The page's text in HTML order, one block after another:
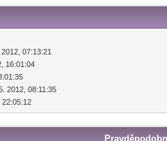
07:13:21
16:01:04
2012, 08:11:35
22:05:12